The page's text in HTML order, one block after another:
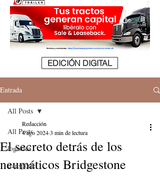
EDICIÓN DIGITAL
Entrada
All Posts
logistica
transporte
All Posts
El secreto detrás de los
neumáticos Bridgestone
Redacción
4 ago 20243 min de lectura